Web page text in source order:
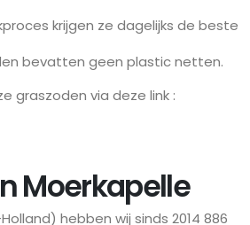
krijgen ze dagelijks de beste
bevatten geen plastic netten.
graszoden via deze link :
Moerkapelle
hebben wij sinds 2014 886